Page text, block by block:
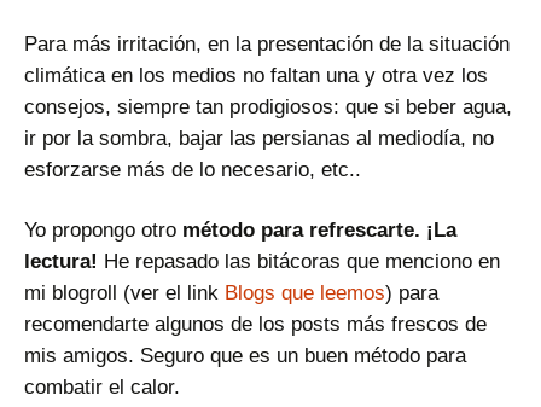
Para más irritación, en la presentación de la situación
climática en los medios no faltan una y otra vez los
consejos, siempre tan prodigiosos: que si beber agua,
ir por la sombra, bajar las persianas al mediodía, no
esforzarse más de lo necesario, etc..
Yo propongo otro método para refrescarte. ¡La
lectura! He repasado las bitácoras que menciono en
mi blogroll (ver el link Blogs que leemos) para
recomendarte algunos de los posts más frescos de
mis amigos. Seguro que es un buen método para
combatir el calor.